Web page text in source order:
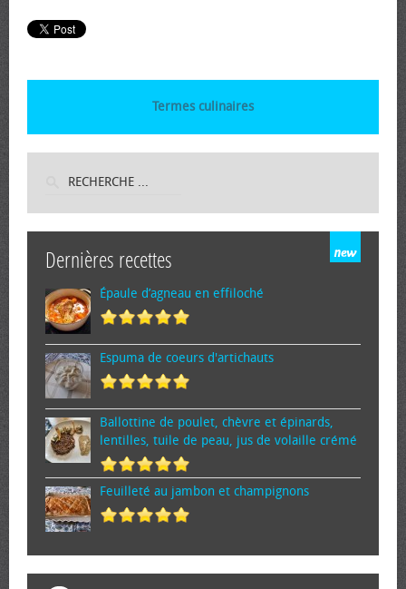
Termes culinaires
Dernières recettes
Épaule d’agneau en effiloché
Espuma de cœurs d'artichauts
Ballottine de poulet, chèvre et épinards,
lentilles, tuile de peau, jus de volaille crémé
Feuilleté au jambon et champignons